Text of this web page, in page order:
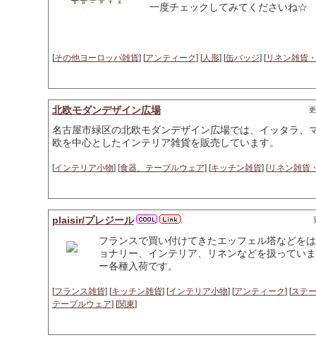
一度チェックしてみてくださいね☆
[その他ヨーロッパ雑貨] [アンティーク] [人形] [缶バッジ] [リネン雑貨
北欧モダンデザイン広場
名古屋市緑区の北欧モダンデザイン広場では、イッタラ、
欧を中心としたインテリア雑貨を販売しています。
[インテリア小物] [食器、テーブルウェア] [キッチン雑貨] [リネン雑貨
plaisir/プレジール
フランスで買い付けてきたエッフェル塔などを
ョナリー、インテリア、リネンなどを扱ってい
ー各種入荷です。
[フランス雑貨] [キッチン雑貨] [インテリア小物] [アンティーク] [ステ
テーブルウェア] [関東]